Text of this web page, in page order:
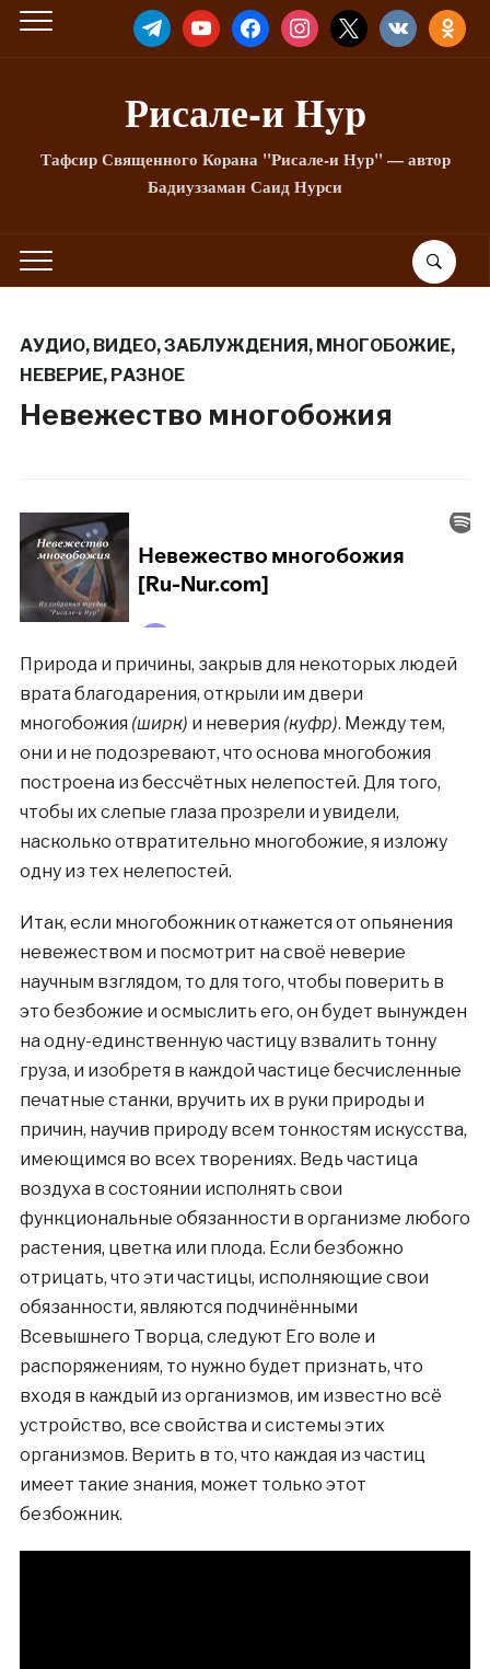
TELEGRAMYOUTUBEFACEBOOKINSTAGRAM
X VKONTAKTE
Рисале-и Hyp
Тафсир Священного Корана "Рисале-и Нур" — автор
Бадиуззаман Саид Нурси
АУДИО, ВИДЕО,ЗАБЛУЖДЕНИЯ, МНОГОБОЖИЕ,
НЕВЕРИЕ, РАЗНОЕ
Невежество многобожия
Природа и причины, закрыв для некоторых людей
врата благодарения, открыли им двери
многобожия (ширк) и неверия (куфр). Между тем,
они и не подозревают, что основа многобожия
построена из бессчётных нелепостей. Для того,
чтобы их слепые глаза прозрели и увидели,
насколько отвратительно многобожие, я изложу
одну из тех нелепостей.
Итак, если многобожник откажется от опьянения
невежеством и посмотрит на своё неверие
научным взглядом, то для того, чтобы поверить в
это безбожие и осмыслить его, он будет вынужден
на одну-единственную частицу взвалить тонну
груза, и изобретя в каждой частице бесчисленные
печатные станки, вручить их в руки природы и
причин, научив природу всем тонкостям искусства,
имеющимся во всех творениях. Ведь частица
воздуха в состоянии исполнять свои
функциональные обязанности в организме любого
растения, цветка или плода. Если безбожно
отрицать, что эти частицы, исполняющие свои
обязанности, являются подчинёнными
Всевышнего Творца, следуют Его воле и
распоряжениям, то нужно будет признать, что
входя в каждый из организмов, им известно всё
устройство, все свойства и системы этих
организмов. Верить в то, что каждая из частиц
имеет такие знания, может только этот
безбожник.